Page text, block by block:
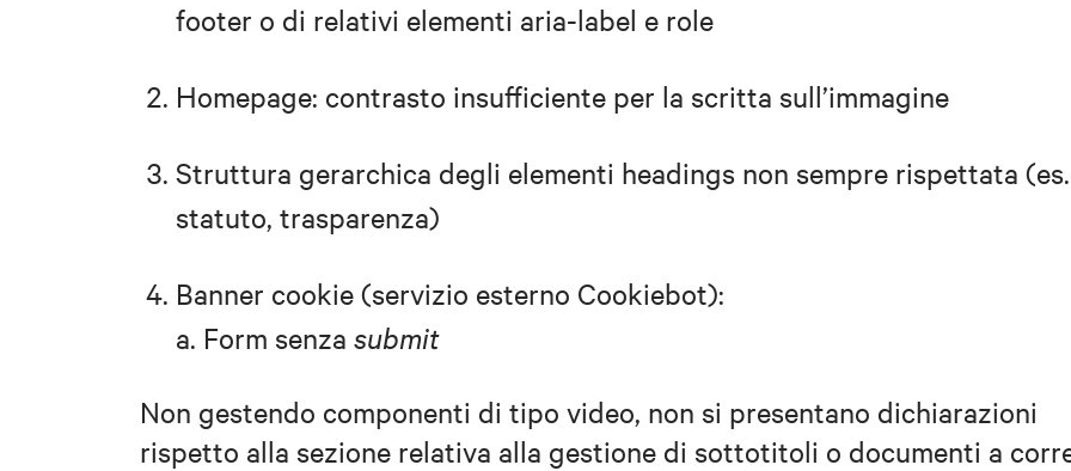
footer o di relativi elementi aria-label e role
Homepage: contrasto insufficiente per la scritta sull’immagine
Struttura gerarchica degli elementi headings non sempre rispettata (es.
statuto, trasparenza)
Banner cookie (servizio esterno Cookiebot):
a. Form senza submit
Non gestendo componenti di tipo video, non si presentano dichiarazioni
rispetto alla sezione relativa alla gestione di sottotitoli o documenti a